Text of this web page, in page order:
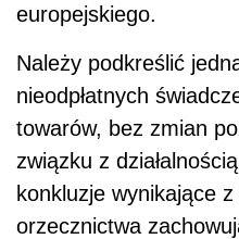
europejskiego.
Należy podkreślić
nieodpłatnych
towarów, bez zmian
związku z
konkluzje wynikające
orzecznictwa